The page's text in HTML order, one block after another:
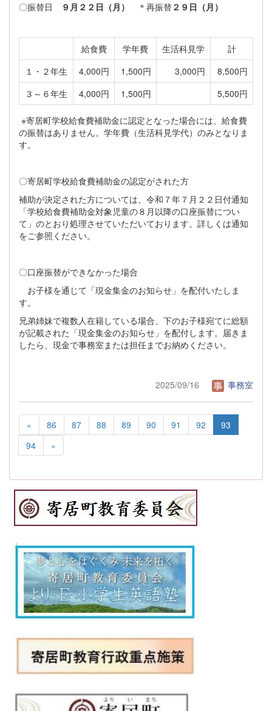
〇振替日 ９月２２日（月） ＊再振替２９日（月）
給食費 学年費 生活科見学
計
１・２年生
4,000円 1,500円 3,000円
8,500円
３～６年生
4,000円 1,500円 5,500円
※寄居町学校給食費補助金に認定となった場合には、給食費
の振替はありません。学年費（生活科見学代）のみとなりま
す。
〇寄居町学校給食費補助金の認定がされた方
補助が決定された方については、令和７年７月２２日付通知
「学校給食費補助金対象児童の８月以降の口座振替につい
て」のとおり処理させていただいております。詳しくは通知
をご参照ください。
〇口座振替ができなかった場合
お子様を通じて「現金集金のお知らせ」を配付いたしま
す。
兄弟姉妹で複数人在籍している場合、下のお子様宛てに総額
が記載された「現金集金のお知らせ」を配付します。届きま
したら、現金で事務室または担任までお納めください。
2025/09/16 事務室
« 86 87 88 89 90 91 92
93
94
»